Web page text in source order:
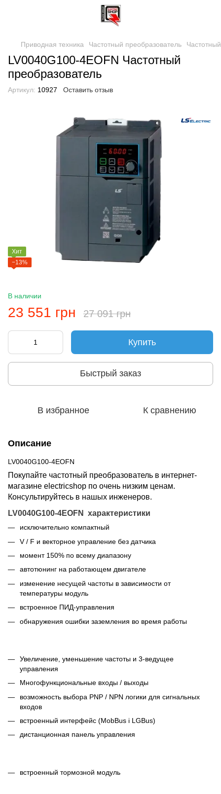
Приводная техника Частотный преобразователь
LV0040G100-4EOFN Частотный
преобразователь
Артикул: 10927 Оставить отзыв
Хит
−13%
В наличии
23 551 грн 27 091 грн
Купить
Быстрый заказ
В избранное К сравнению
Описание
LV0040G100-4EOFN
Покупайте частотный преобразователь в интернет-
магазине electricshop по очень низким ценам.
Консультируйтесь в нашых инженеров.
LV0040G100-4EOFN
характеристики
исключительно компактный
V / F и векторное управление без датчика
момент 150% по всему диапазону
автотюнинг на работающем двигателе
изменение несущей частоты в зависимости от
температуры модуль
встроенное ПИД-управления
обнаружения ошибки заземления во время работы
Увеличение, уменьшение частоты и 3-ведущее
управления
Многофункциональные входы / выходы
возможность выбора PNP / NPN логики для сигнальных
входов
встроенный интерфейс (MobBus i LGBus)
дистанционная панель управления
встроенный тормозной модуль